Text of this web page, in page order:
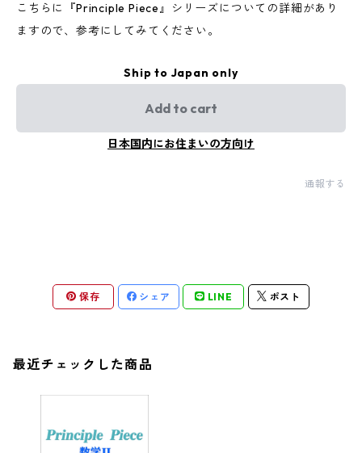
こちらに『Principle Piece』シリーズについての詳細があり
ますので、参考にしてみてください。
Ship to Japan only
Add to cart
日本国内にお住まいの方向け
通報する
保存 シェア LINE ポスト
最近チェックした商品